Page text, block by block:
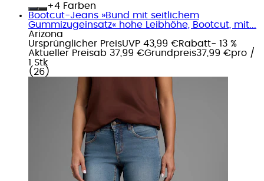
+
Farben
Bootcut-Jeans »Bund mit seitlichem
Gummizugeinsatz« hohe Leibhöhe, Bootcut, mit...
Arizona
Ursprünglicher PreisUVP 43,99 €Rabatt- 13 %
Aktueller Preisab 37,99 €Grundpreis37,99 €pro /
1 Stk
( 26 )